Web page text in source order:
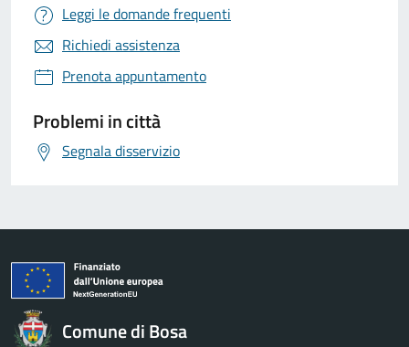
Leggi le domande frequenti
Richiedi assistenza
Prenota appuntamento
Problemi in città
Segnala disservizio
Comune di Bosa